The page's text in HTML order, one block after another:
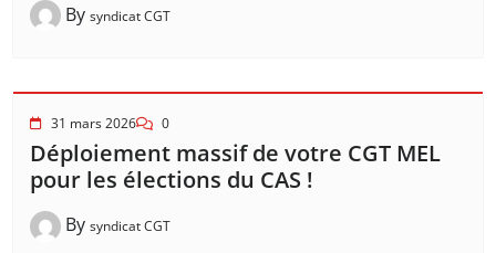
By syndicat CGT
31 mars 2026 0
Déploiement massif de votre CGT MEL
pour les élections du CAS !
By syndicat CGT